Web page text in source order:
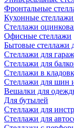
Фронтальные
Кухонные
Стеллажи
Офисные стеллажи
Бытовые стеллажи
Стеллажи для
Стеллажи для
Стеллажи в
Стеллажи для шин
Вешалки для
Для бутылей
Стеллажи для
Стеллажи для